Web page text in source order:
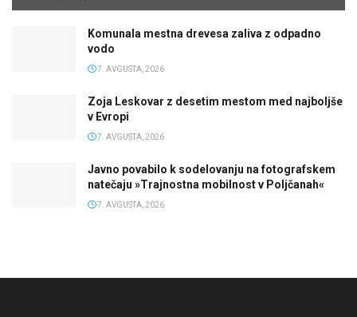
Komunala mestna drevesa zaliva z odpadno
vodo
7. AVGUSTA, 2026
Zoja Leskovar z desetim mestom med najboljše
v Evropi
7. AVGUSTA, 2026
Javno povabilo k sodelovanju na fotografskem
natečaju »Trajnostna mobilnost v Poljčanah«
7. AVGUSTA, 2026